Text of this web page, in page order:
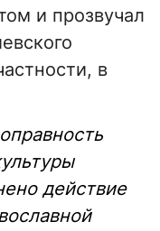
и прозвучал
в
действие